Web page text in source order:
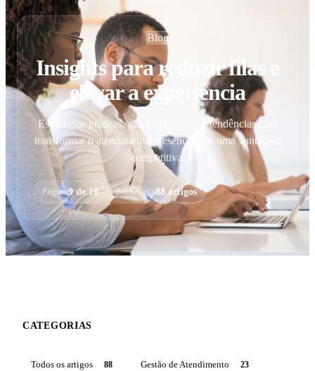
Blog
Insights para reduzir filas e
elevar a experiência
Estratégias práticas, guias completos e tendências para
transformar o atendimento presencial em uma vantagem
competitiva.
Página9 de 10 Biblioteca88 artigos
CATEGORIAS
Todos os artigos 88 Gestão de Atendimento 23